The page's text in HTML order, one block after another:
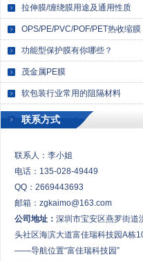
拉伸膜/缠绕膜用途及通用性质
OPS/PE/PVC/POF/PET热收缩膜
功能型保护膜有你哪些？
茂金属PE膜
软包装行业常用的阻隔材料
联系方式
联系人：李小姐
电话：135-028-49449
QQ：2669443693
邮箱：zgkaimo@163.com
公司地址： 深圳市宝安区燕罗街道
头社区海滨大道富佳瑞科技园A栋
——导航位置“富佳瑞科技园”